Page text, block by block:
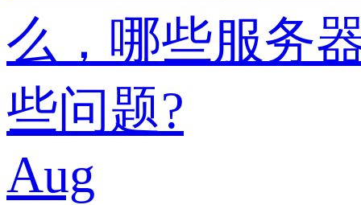
么，哪些服务
些问题?
Aug